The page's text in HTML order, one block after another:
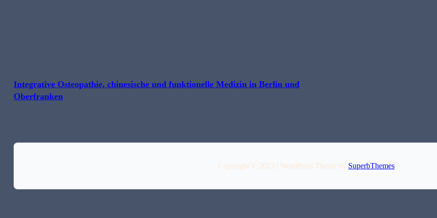
Integrative Osteopathie, chinesische und funktionelle Medizin in Berlin und
Oberfranken
Copyright © 2023 | WordPress Theme by SuperbThemes